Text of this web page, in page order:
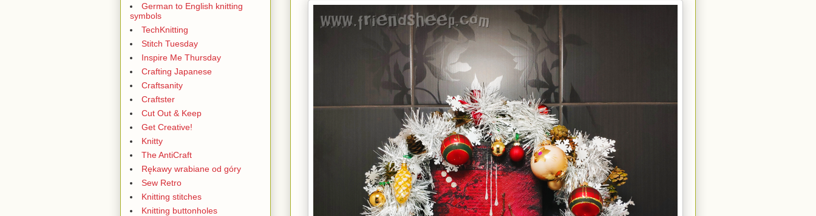
German to English knitting
symbols
TechKnitting
Stitch Tuesday
Inspire Me Thursday
Crafting Japanese
Craftsanity
Craftster
Cut Out & Keep
Get Creative!
Knitty
The AntiCraft
Rękawy wrabiane od góry
Sew Retro
Knitting stitches
Knitting buttonholes